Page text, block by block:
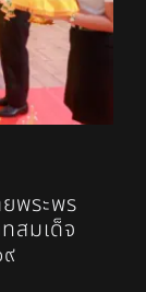
พระพร
สมเด็จ